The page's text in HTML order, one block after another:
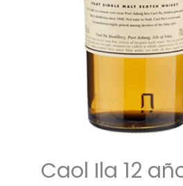
Caol Ila 12